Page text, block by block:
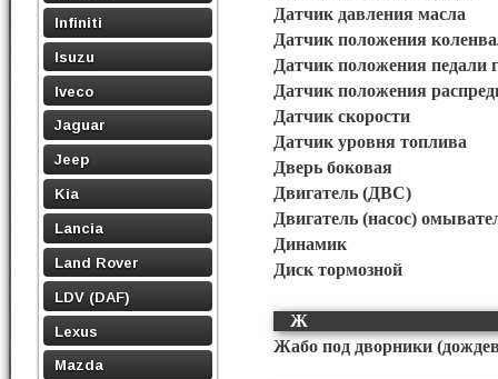
Infiniti
Isuzu
Iveco
Jaguar
Jeep
Kia
Lancia
Land Rover
LDV (DAF)
Lexus
Mazda
Датчик давления масла
Датчик положения
Датчик положения педали
Датчик положения
Датчик скорости
Датчик уровня топлива
Дверь боковая
Двигатель (ДВС)
Двигатель (насос)
Динамик
Диск тормозной
Ж
Жабо под дворники